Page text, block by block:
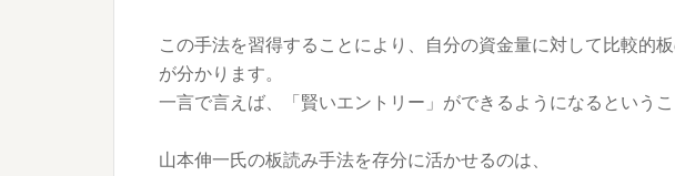
この手法を習得することにより、自分の資金量に対して比較的
が分かります。
一言で言えば、「賢いエントリー」ができるようになるというこ
山本伸一氏の板読み手法を存分に活かせるのは、